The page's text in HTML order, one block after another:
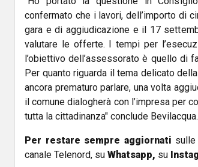
confermato che i lavori, dell’importo di
gara e di aggiudicazione e il 17
valutare le offerte. I tempi per
l’obiettivo dell’assessorato è quello di
Per quanto riguarda il tema delicato
ancora prematuro parlare, una volta
il comune dialogherà con l’impresa per
tutta la cittadinanza" conclude Bevilacqua.
Per restare sempre aggiornati
canale Telenord, su Whatsapp, su